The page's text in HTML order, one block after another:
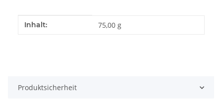
Produkteigenschaft
Wert
Inhalt: 75,00 g
Produktsicherheit